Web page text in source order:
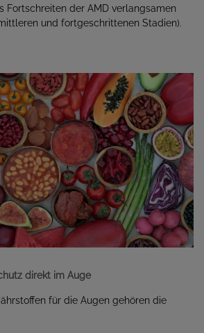
Fortschreiten der AMD verlangsamen
und fortgeschrittenen Stadien).
direkt im Auge
für die Augen gehören die